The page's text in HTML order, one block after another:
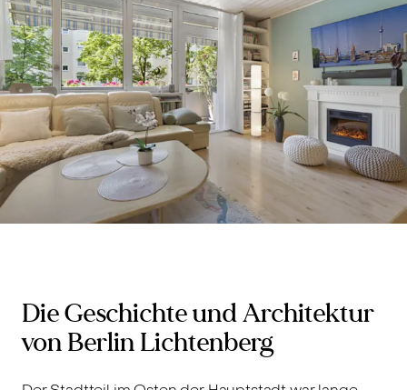
Die Geschichte und Architektur
von Berlin Lichtenberg